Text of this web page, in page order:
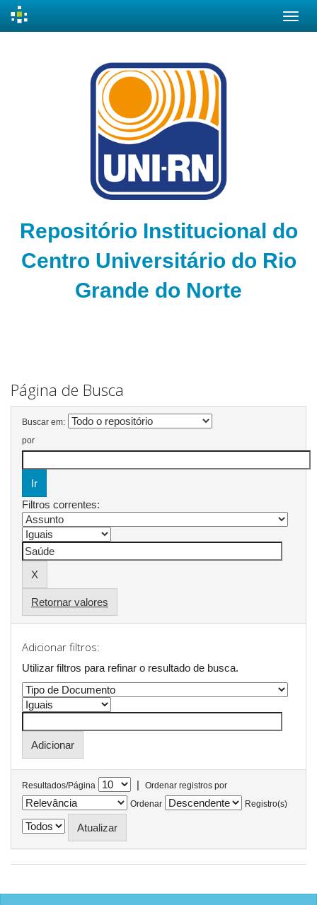
Repositório Institucional do
Centro Universitário do Rio
Grande do Norte
Página de Busca
Buscar em:
por
Filtros correntes:
Retornar valores
Adicionar filtros:
Utilizar filtros para refinar o resultado de busca.
Resultados/Página |
Ordenar registros por
Ordenar
Registro(s)